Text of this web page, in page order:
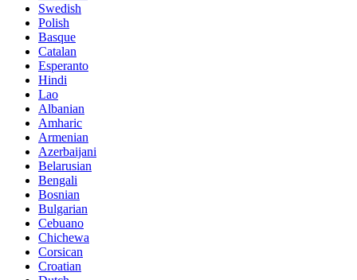
Swedish
Polish
Basque
Catalan
Esperanto
Hindi
Lao
Albanian
Amharic
Armenian
Azerbaijani
Belarusian
Bengali
Bosnian
Bulgarian
Cebuano
Chichewa
Corsican
Croatian